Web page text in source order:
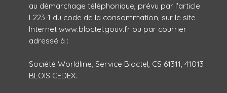
au démarchage téléphonique, prévu par l'article
L223-1 du code de la consommation, sur le site
Internet www.bloctel.gouv.fr ou par courrier
adressé à :
Société Worldline, Service Bloctel, CS 61311, 41013
BLOIS CEDEX.